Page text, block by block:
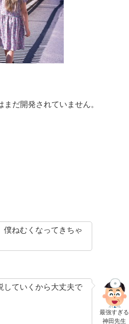
だ開発されていません。
僕ねむくなってきちゃ
最強すぎる
神田先生
していくから大丈夫で